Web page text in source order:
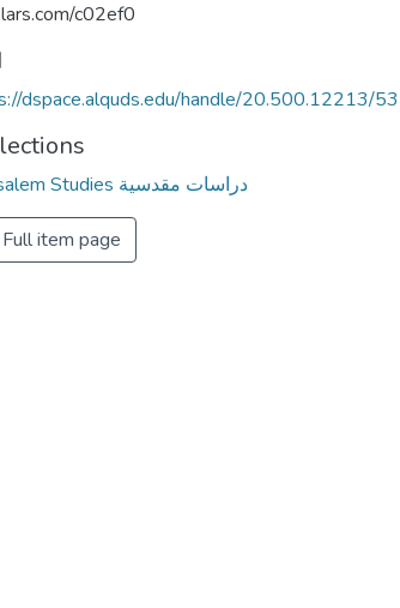
c02ef0
dspace.alquds.edu/handle/20.500.12213/
Jerusalem Studies دراسات مقدسية
Full item page